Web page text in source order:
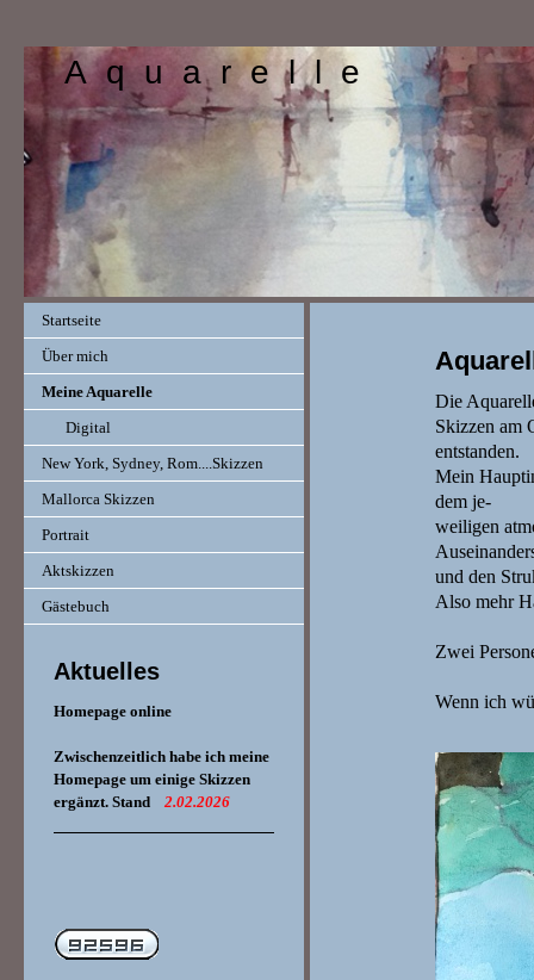
A q u a r e l l e
Startseite
Über mich
Meine Aquarelle
Digital
New York, Sydney, Rom....Skizzen
Mallorca Skizzen
Portrait
Aktskizzen
Gästebuch
Aktuelles
Homepage online
Zwischenzeitlich habe ich meine
Homepage um einige Skizzen
ergänzt. Stand
2.02.2026
Die
Skizzen am
entstanden.
Mein
dem je-
weiligen
und den
Also mehr
Zwei
Wenn ich